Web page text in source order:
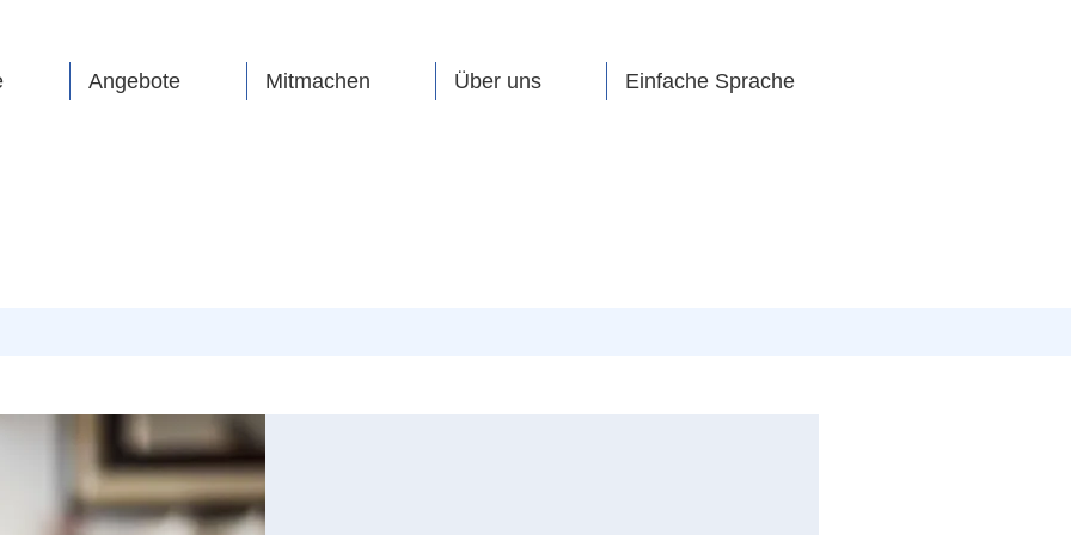
Angebote Mitmachen Über uns Einfache Sprache